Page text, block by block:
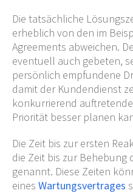
Die tatsächliche
erheblich von den im
Agreements abweichen.
eventuell auch gebeten,
persönlich empfundene
damit der Kundendienst
konkurrierend
Priorität besser planen
Die Zeit bis zur ersten
die Zeit bis zur Behebung
genannt. Diese Zeiten
eines Wartungsvertrages